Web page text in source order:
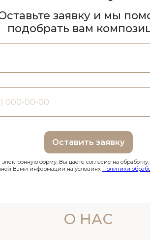
Оставить заявку
заявку и мы
подобрать вам
форму, Вы даете согласие на
Вами информации на условиях Политики
О НАС